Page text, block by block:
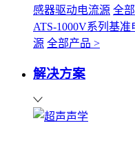
感器驱动电流源 全
ATS-1000V系列基准
源 全部产品 >
解决方案